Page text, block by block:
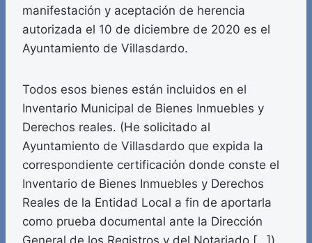
manifestación y aceptación de herencia
autorizada el 10 de diciembre de 2020 es el
Ayuntamiento de Villasdardo.
Todos esos bienes están incluidos en el
Inventario Municipal de Bienes Inmuebles y
Derechos reales. (He solicitado al
Ayuntamiento de Villasdardo que expida la
correspondiente certificación donde conste el
Inventario de Bienes Inmuebles y Derechos
Reales de la Entidad Local a fin de aportarla
como prueba documental ante la Dirección